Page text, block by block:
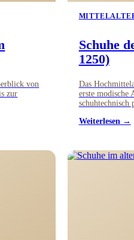
von
zur
Schuhe
1250)
Das
erste modische
schuhtechnisch
Weiterlesen →